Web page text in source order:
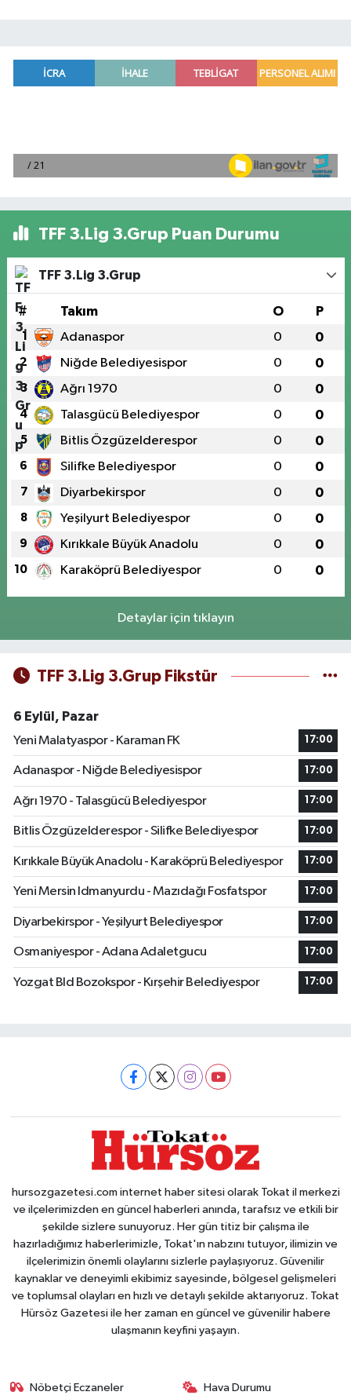
TFF 3.Lig 3.Grup Puan Durumu
TFF 3.Lig 3.Grup
# Takım O P
1 Adanaspor 0 0
2 Niğde Belediyesispor 0 0
3 Ağrı 1970 0 0
4 Talasgücü Belediyespor 0 0
5 Bitlis Özgüzelderespor 0 0
6 Silifke Belediyespor 0 0
7 Diyarbekirspor 0 0
8 Yeşilyurt Belediyespor 0 0
9 Kırıkkale Büyük Anadolu 0 0
10 Karaköprü Belediyespor 0 0
Detaylar için tıklayın
TFF 3.Lig 3.Grup Fikstür
6 Eylül, Pazar
Yeni Malatyaspor - Karaman FK
17:00
Adanaspor - Niğde Belediyesispor 17:00
Ağrı 1970 - Talasgücü Belediyespor 17:00
Bitlis Özgüzelderespor - Silifke Belediyespor 17:00
Kırıkkale Büyük Anadolu - Karaköprü Belediyespor 17:00
Yeni Mersin Idmanyurdu - Mazıdağı Fosfatspor 17:00
Diyarbekirspor - Yeşilyurt Belediyespor 17:00
Osmaniyespor - Adana Adaletgucu 17:00
Yozgat Bld Bozokspor - Kırşehir Belediyespor 17:00
hursozgazetesi.com internet haber sitesi olarak Tokat il merkezi
ve ilçelerimizden en güncel haberleri anında, tarafsız ve etkili bir
şekilde sizlere sunuyoruz. Her gün titiz bir çalışma ile
hazırladığımız haberlerimizle, Tokat'ın nabzını tutuyor, ilimizin ve
ilçelerimizin önemli olaylarını sizlerle paylaşıyoruz. Güvenilir
kaynaklar ve deneyimli ekibimiz sayesinde, bölgesel gelişmeleri
ve toplumsal olayları en hızlı ve detaylı şekilde aktarıyoruz. Tokat
Hürsöz Gazetesi ile her zaman en güncel ve güvenilir habere
ulaşmanın keyfini yaşayın.
Nöbetçi Eczaneler Hava Durumu